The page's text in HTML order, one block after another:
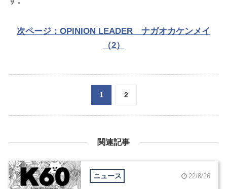
次ページ：OPINION LEADER ナガオカケンメイ
（2）
1 2
関連記事
ニュース 22/8/26